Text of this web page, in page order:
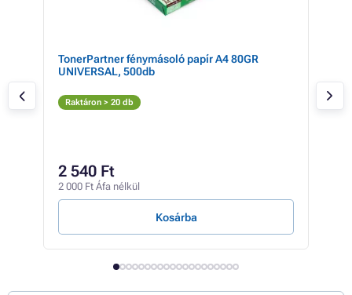
TonerPartner fénymásoló papír A4 80GR
UNIVERSAL, 500db
Raktáron > 20 db
2 540 Ft
2 000 Ft Áfa nélkül
Kosárba